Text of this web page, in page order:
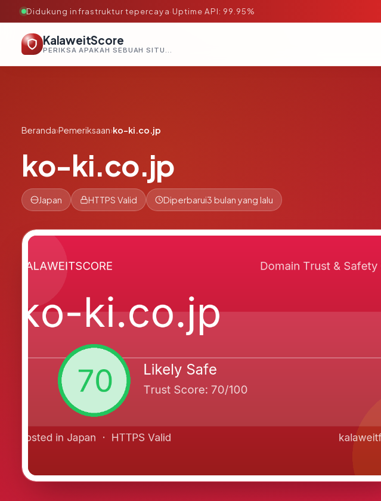
Didukung infrastruktur tepercaya·Uptime API: 99.95%
KalaweitScore
PERIKSA APAKAH SEBUAH SITUS AMAN, TEPERCAYA, DAN TERVERIFIKASI DALAM HITUNGAN DETIK.
Beranda›Pemeriksaan›ko-ki.co.jp
ko-ki.co.jp
Japan HTTPS Valid Diperbarui3 bulan yang lalu